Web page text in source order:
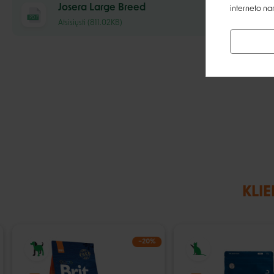
Josera Large Breed
Atsisiųsti (811.02KB)
−20%
interneto